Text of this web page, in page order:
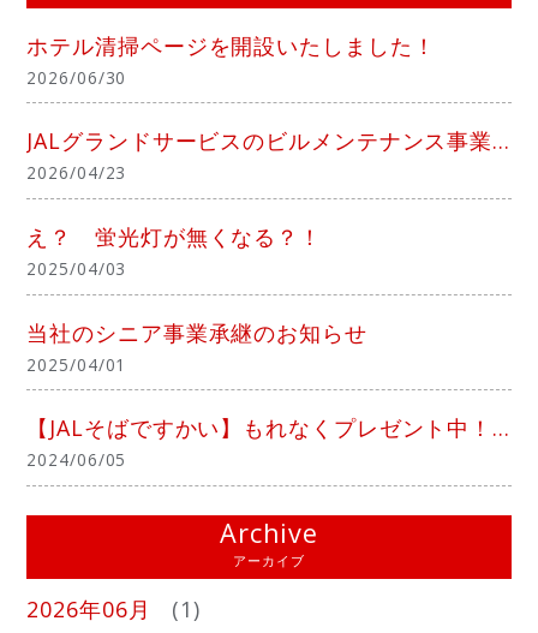
ホテル清掃ページを開設いたしました！
2026/06/30
JALグランドサービスのビルメンテナンス事業を承継
2026/04/23
え？ 蛍光灯が無くなる？！
2025/04/03
当社のシニア事業承継のお知らせ
2025/04/01
【JALそばですかい】もれなくプレゼント中！！
2024/06/05
Archive
アーカイブ
2026年06月
(1)